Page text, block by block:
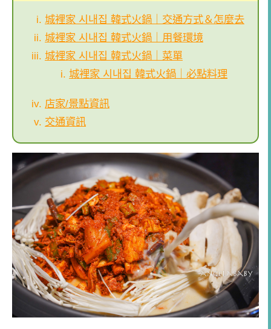
城裡家 시내집 韓式火鍋｜交通方式＆怎麼去
城裡家 시내집 韓式火鍋｜用餐環境
城裡家 시내집 韓式火鍋｜菜單
城裡家 시내집 韓式火鍋｜必點料理
店家/景點資訊
交通資訊